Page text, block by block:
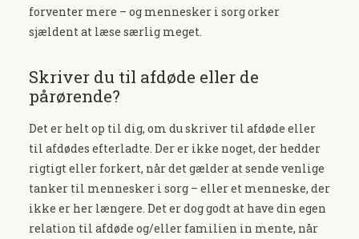
forventer mere – og mennesker i sorg orker
sjældent at læse særlig meget.
Skriver du til afdøde eller de
pårørende?
Det er helt op til dig, om du skriver til afdøde eller
til afdødes efterladte. Der er ikke noget, der hedder
rigtigt eller forkert, når det gælder at sende venlige
tanker til mennesker i sorg – eller et menneske, der
ikke er her længere. Det er dog godt at have din egen
relation til afdøde og/eller familien in mente, når